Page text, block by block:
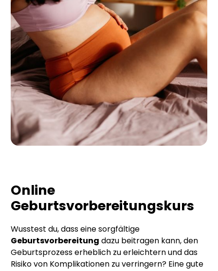
Online
Geburtsvorbereitungskurs
Wusstest du, dass eine sorgfältige
Geburtsvorbereitung dazu beitragen kann, den
Geburtsprozess erheblich zu erleichtern und das
Risiko von Komplikationen zu verringern? Eine gute